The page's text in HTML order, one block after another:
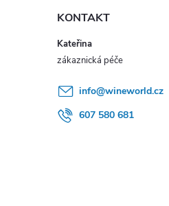
KONTAKT
Kateřina
info@wineworld.cz
607 580 681